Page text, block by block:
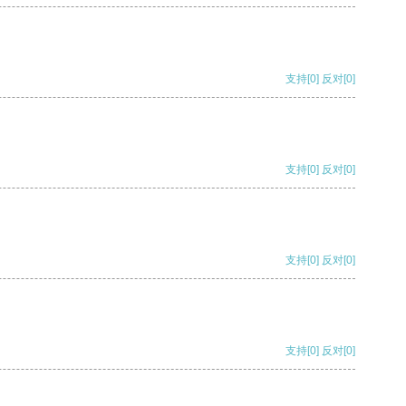
支持[0] 反对[0]
支持[0] 反对[0]
支持[0] 反对[0]
支持[0] 反对[0]